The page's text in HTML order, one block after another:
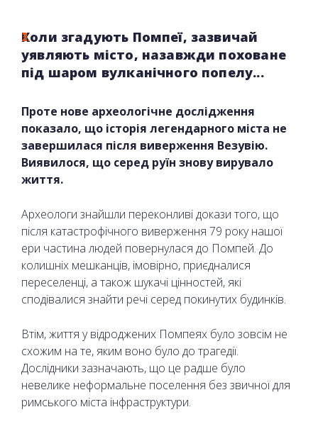
Коли згадують Помпеї, зазвичай
уявляють місто, назавжди поховане
під шаром вулканічного попелу...
Проте нове археологічне дослідження
показало, що історія легендарного міста не
завершилася після виверження Везувію.
Виявилося, що серед руїн знову вирувало
життя.
Археологи знайшли переконливі докази того, що
після катастрофічного виверження 79 року нашої
ери частина людей повернулася до Помпей. До
колишніх мешканців, імовірно, приєдналися
переселенці, а також шукачі цінностей, які
сподівалися знайти речі серед покинутих будинків.
Втім, життя у відроджених Помпеях було зовсім не
схожим на те, яким воно було до трагедії.
Дослідники зазначають, що це радше було
невелике неформальне поселення без звичної для
римського міста інфраструктури.